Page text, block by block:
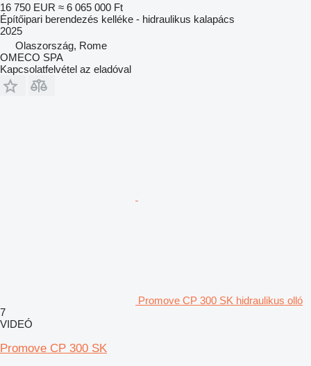
16 750 EUR ≈ 6 065 000 Ft
Építőipari berendezés kelléke - hidraulikus kalapács
2025
Olaszország, Rome
OMECO SPA
Kapcsolatfelvétel az eladóval
Promove CP 300 SK hidraulikus olló
7
VIDEÓ
Promove CP 300 SK